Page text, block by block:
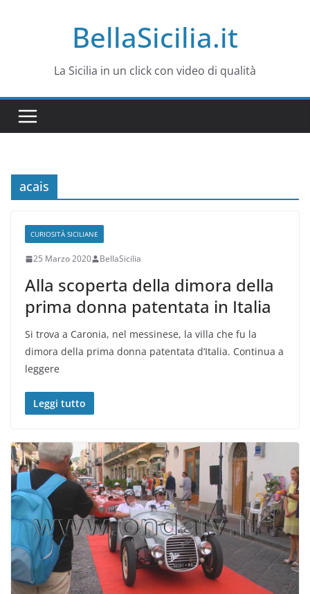
BellaSicilia.it
La Sicilia in un click con video di qualità
acais
CURIOSITÀ SICILIANE
25 Marzo 2020 BellaSicilia
Alla scoperta della dimora della
prima donna patentata in Italia
Si trova a Caronia, nel messinese, la villa che fu la
dimora della prima donna patentata d’Italia. Continua a
leggere
Leggi tutto